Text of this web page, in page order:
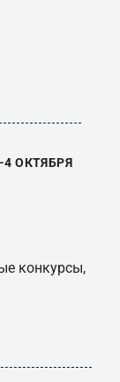
ОКТЯБРЯ
конкурсы,